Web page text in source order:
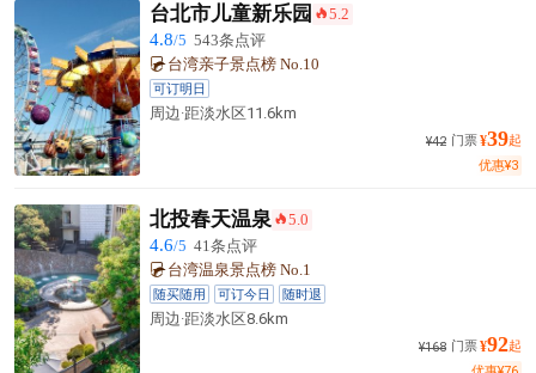
台北市儿童新乐园 󰺂5.2
4.8/5 543条点评
台湾亲子景点榜 No.10
可订明日
周边·距淡水区11.6km
¥42 门票¥39起
优惠¥3
北投春天温泉 󰺂5.0
4.6/5 41条点评
台湾温泉景点榜 No.1
随买随用 可订今日 随时退
周边·距淡水区8.6km
¥168 门票¥92起